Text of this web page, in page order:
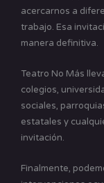
acercarnos a
trabajo. Esa
manera definitiva.
Teatro No Más
colegios,
sociales,
estatales y
invitación.
Finalmente,